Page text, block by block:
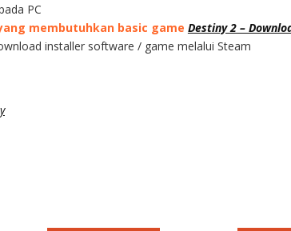
PC
membutuhkan basic game Destiny 2 –
installer software / game melalui Steam